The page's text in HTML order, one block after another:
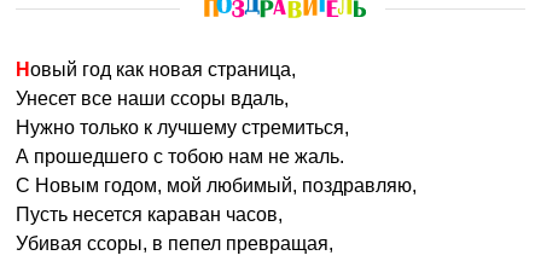
Новый год как новая страница,
Унесет все наши ссоры вдаль,
Нужно только к лучшему стремиться,
А прошедшего с тобою нам не жаль.
С Новым годом, мой любимый, поздравляю,
Пусть несется караван часов,
Убивая ссоры, в пепел превращая,